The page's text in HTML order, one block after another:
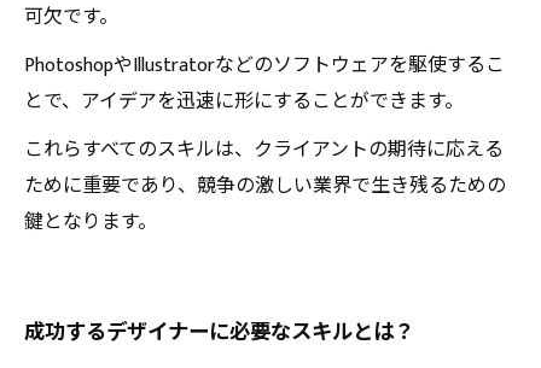
可欠です。
PhotoshopやIllustratorなどのソフトウェアを駆使するこ
とで、アイデアを迅速に形にすることができます。
これらすべてのスキルは、クライアントの期待に応える
ために重要であり、競争の激しい業界で生き残るための
鍵となります。
成功するデザイナーに必要なスキルとは？